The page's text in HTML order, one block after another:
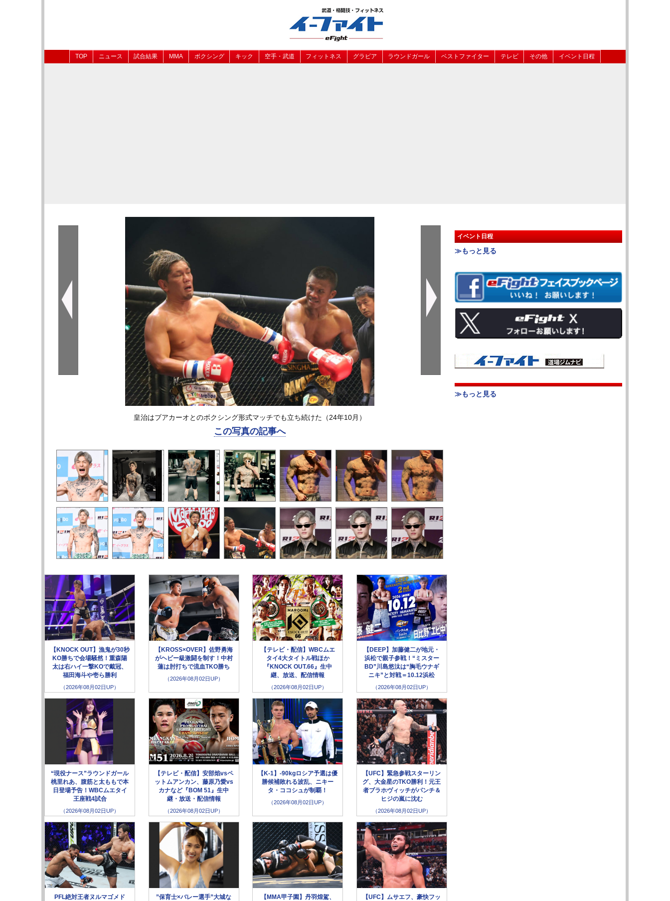
TOP ニュース 試合結果 MMA ボクシング キック 空手・武道 フィットネス グラビア ラウンドガール ベストファイター テレビ その他 イベント日程
皇治はブアカーオとのボクシング形式マッチでも立ち続けた（24年10月）
この写真の記事へ
【KNOCK OUT】漁鬼が30秒
KO勝ちで会場騒然！重森陽
太は右ハイ一撃KOで戴冠、
福田海斗や壱ら勝利
（2026年08月02日UP）
【KROSS×OVER】佐野勇海
がヘビー級激闘を制す！中村
蓮は肘打ちで流血TKO勝ち
（2026年08月02日UP）
【テレビ・配信】WBCムエ
タイ4大タイトル戦ほか
『KNOCK OUT.66』生中
継、放送、配信情報
（2026年08月02日UP）
【DEEP】加藤健二が地元・
浜松で親子参戦！“ミスター
BD”川島悠汰は“胸毛ウナギ
ニキ”と対戦＝10.12浜松
（2026年08月02日UP）
“現役ナース”ラウンドガール
桃里れあ、腹筋と太ももで本
日登場予告！WBCムエタイ
王座戦4試合
（2026年08月02日UP）
【テレビ・配信】安部焰vsペ
ットムアンカン、藤原乃愛vs
カナなど『BOM 51』生中
継・放送・配信情報
（2026年08月02日UP）
【K-1】-90kgロシア予選は優
勝候補敗れる波乱、ニキー
タ・ココシュが制覇！
（2026年08月02日UP）
【UFC】緊急参戦スターリン
グ、大金星のTKO勝利！元王
者ブラホヴィッチがパンチ＆
ヒジの嵐に沈む
（2026年08月02日UP）
PFL絶対王者ヌルマゴメド
”保育士×バレー選手”大城な
【MMA甲子園】丹羽煌駕、
【UFC】ムサエフ、豪快フッ
イベント日程
≫もっと見る
≫もっと見る